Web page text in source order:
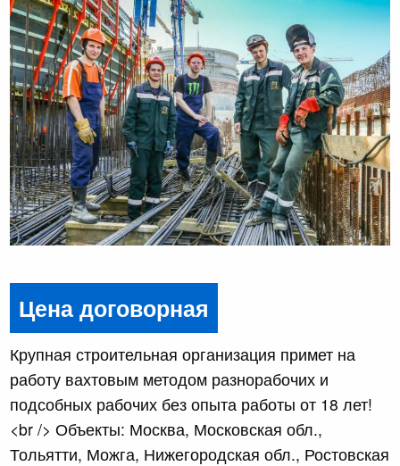
Цена договорная
Крупная строительная организация примет на
работу вахтовым методом разнорабочих и
подсобных рабочих без опыта работы от 18 лет!
<br /> Объекты: Москва, Московская обл.,
Тольятти, Можга, Нижегородская обл., Ростовская